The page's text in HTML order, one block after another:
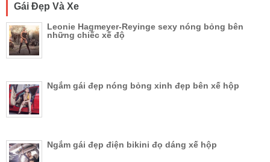
Gái Đẹp Và Xe
Leonie Hagmeyer-Reyinge sexy nóng bỏng bên
những chiếc xế độ
Ngắm gái đẹp nóng bỏng xinh đẹp bên xế hộp
Ngắm gái đẹp điện bikini đọ dáng xế hộp